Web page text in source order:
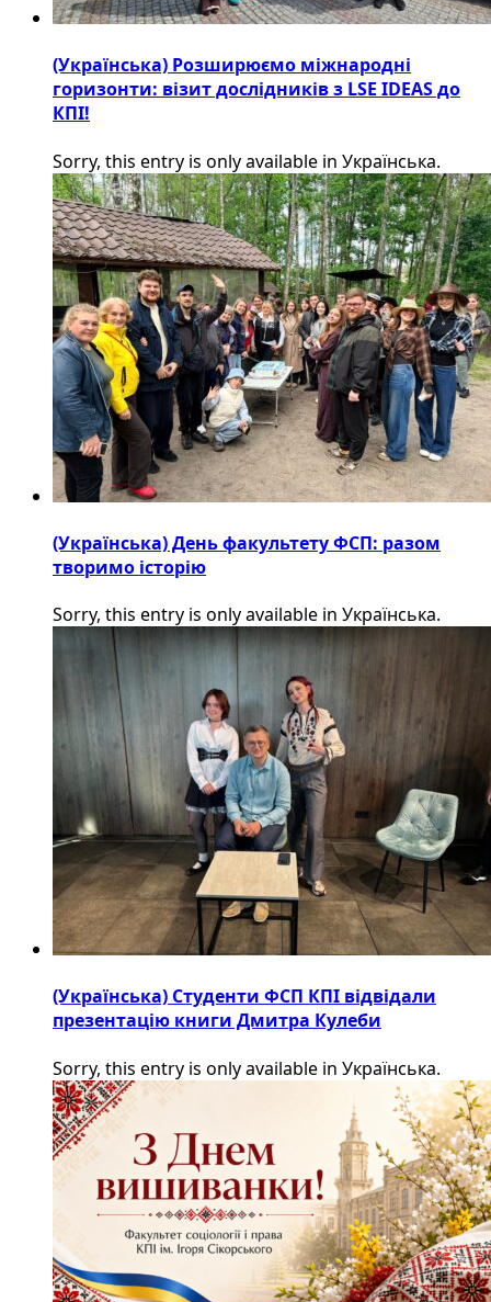
(Українська) Розширюємо міжнародні
горизонти: візит дослідників з LSE IDEAS до
КПІ!
Sorry, this entry is only available in Українська.
(Українська) День факультету ФСП: разом
творимо історію
Sorry, this entry is only available in Українська.
(Українська) Студенти ФСП КПІ відвідали
презентацію книги Дмитра Кулеби
Sorry, this entry is only available in Українська.